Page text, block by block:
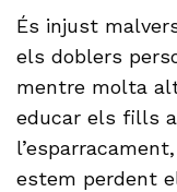
És injust
els doblers
mentre molta
educar els fills
estem perdent